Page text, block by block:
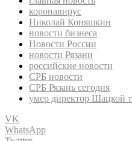
коронавирус
Николай Коняшкин
новости бизнеса
Новости России
новости Рязани
российские новости
СРБ новости
СРБ Рязань сегодня
умер директор Шацкой
VK
WhatsApp